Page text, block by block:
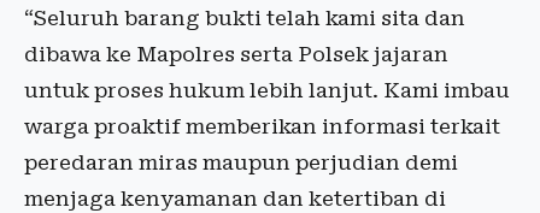
“Seluruh barang bukti telah kami sita dan
dibawa ke Mapolres serta Polsek jajaran
untuk proses hukum lebih lanjut. Kami imbau
warga proaktif memberikan informasi terkait
peredaran miras maupun perjudian demi
menjaga kenyamanan dan ketertiban di